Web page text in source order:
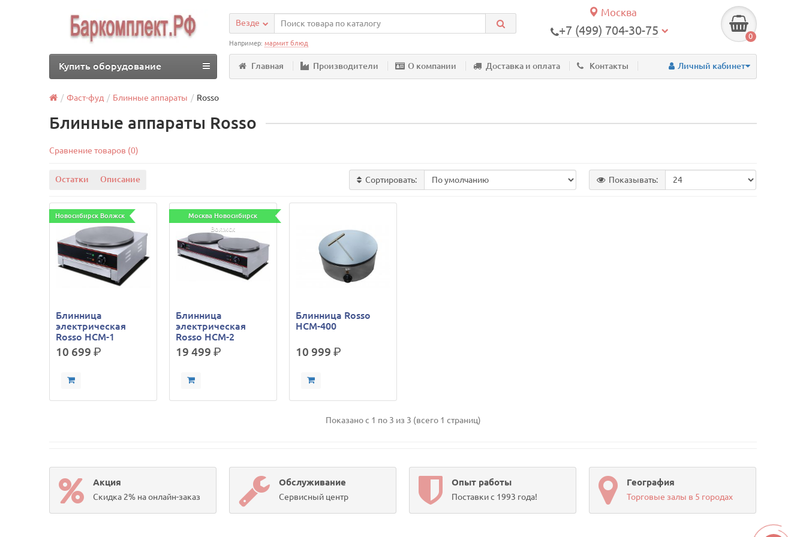
Москва
+7 (499) 704-30-75 0
Везде
Например:мармит блюд
Главная Производители О компании Доставка и оплата Контакты Личный кабинет
Купить оборудование
Фаст-фуд Блинные аппараты Rosso
Блинные аппараты Rosso
Сравнение товаров (0)
Остатки Описание Сортировать: Показывать:
Новосибирск Волжск
Блинница
электрическая
Rosso HCM-1
10 699р.
Москва Новосибирск
Волжск
Блинница
электрическая
Rosso HCM-2
19 499р.
Блинница Rosso
HCM-400
10 999р.
Показано с 1 по 3 из 3 (всего 1 страниц)
Акция
Скидка 2% на онлайн-заказ
Обслуживание
Сервисный центр
Опыт работы
Поставки с 1993 года!
География
Торговые залы в 5 городах